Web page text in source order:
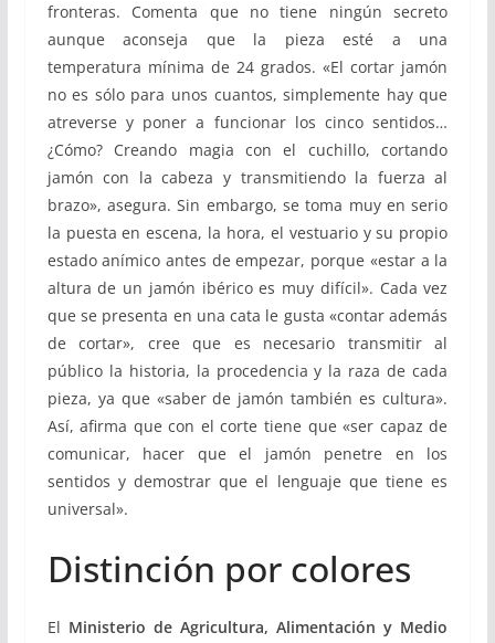
fronteras. Comenta que no tiene ningún secreto
aunque aconseja que la pieza esté a una
temperatura mínima de 24 grados. «El cortar jamón
no es sólo para unos cuantos, simplemente hay que
atreverse y poner a funcionar los cinco sentidos…
¿Cómo? Creando magia con el cuchillo, cortando
jamón con la cabeza y transmitiendo la fuerza al
brazo», asegura. Sin embargo, se toma muy en serio
la puesta en escena, la hora, el vestuario y su propio
estado anímico antes de empezar, porque «estar a la
altura de un jamón ibérico es muy difícil». Cada vez
que se presenta en una cata le gusta «contar además
de cortar», cree que es necesario transmitir al
público la historia, la procedencia y la raza de cada
pieza, ya que «saber de jamón también es cultura».
Así, afirma que con el corte tiene que «ser capaz de
comunicar, hacer que el jamón penetre en los
sentidos y demostrar que el lenguaje que tiene es
universal».
Distinción por colores
El Ministerio de Agricultura, Alimentación y Medio